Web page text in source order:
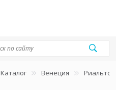
Каталог Венеция Риальто